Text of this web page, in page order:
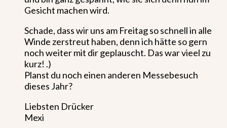
Gesicht machen wird.
Schade, dass wir uns am Freitag so schnell in alle
Winde zerstreut haben, denn ich hätte so gern
noch weiter mit dir geplauscht. Das war vieel zu
kurz! .)
Planst du noch einen anderen Messebesuch
dieses Jahr?
Liebsten Drücker
Mexi